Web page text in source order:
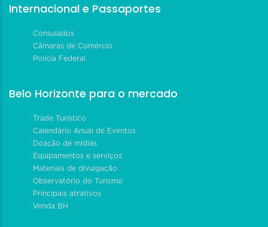
Internacional e Passaportes
Consulados
Câmaras de Comércio
Polícia Federal
Belo Horizonte para o mercado
Trade Turístico
Calendário Anual de Eventos
Doação de mídias
Equipamentos e serviços
Materiais de divulgação
Observatório do Turismo
Principais atrativos
Venda BH